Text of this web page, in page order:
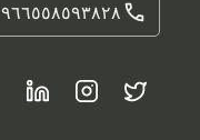
٩٦٦٥٥٨٥٩٣٨٢٨